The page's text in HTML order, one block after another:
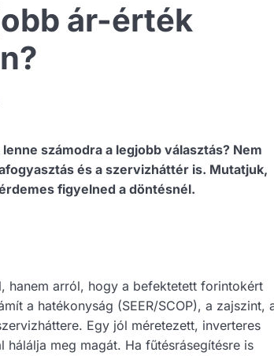
ár-érték
számodra a legjobb választás? Nem
és a szervizháttér is. Mutatjuk,
figyelned a döntésnél.
hanem arról, hogy a befektetett forintokért
a hatékonyság (SEER/SCOP), a zajszint,
Egy jól méretezett, inverteres
meg magát. Ha fűtésrásegítésre is